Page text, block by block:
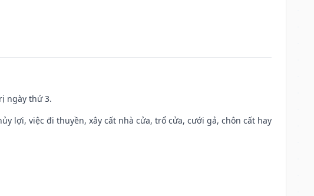
ngày thứ 3.
lợi, việc đi thuyền, xây cất nhà cửa, trổ cửa, cưới gả, chôn cất hay